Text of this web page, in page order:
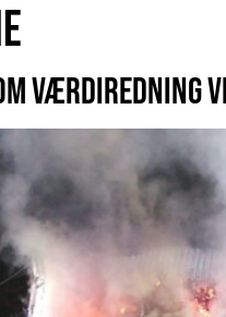
VÆRDIREDNING